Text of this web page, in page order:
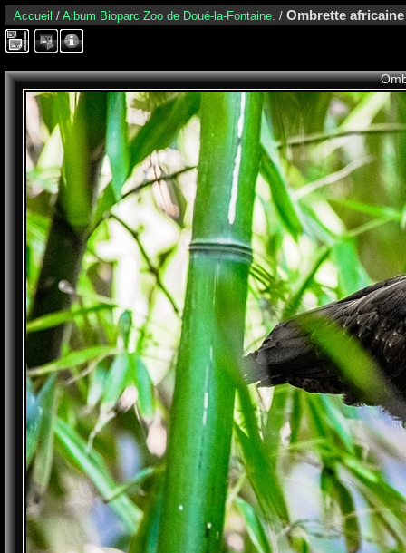
Accueil / Album Bioparc Zoo de Doué-la-Fontaine. / Ombrette africaine